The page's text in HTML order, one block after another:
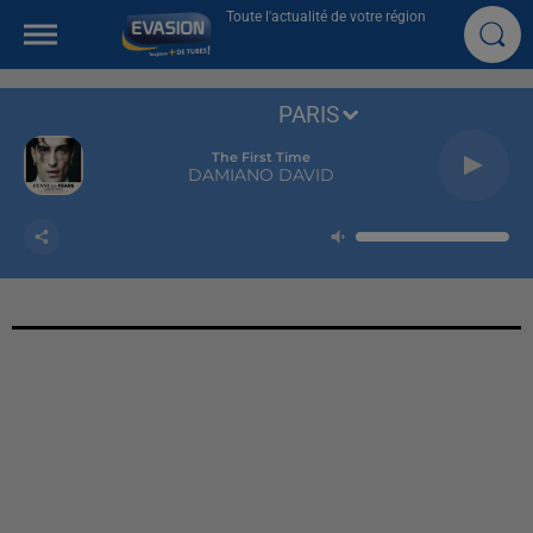
Toute l'actualité de votre région
The First Time
DAMIANO DAVID
PARIS